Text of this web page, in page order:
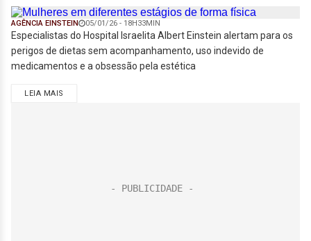
AGÊNCIA EINSTEIN 05/01/26 - 18H33MIN
Especialistas do Hospital Israelita Albert Einstein alertam para os
perigos de dietas sem acompanhamento, uso indevido de
medicamentos e a obsessão pela estética
LEIA MAIS